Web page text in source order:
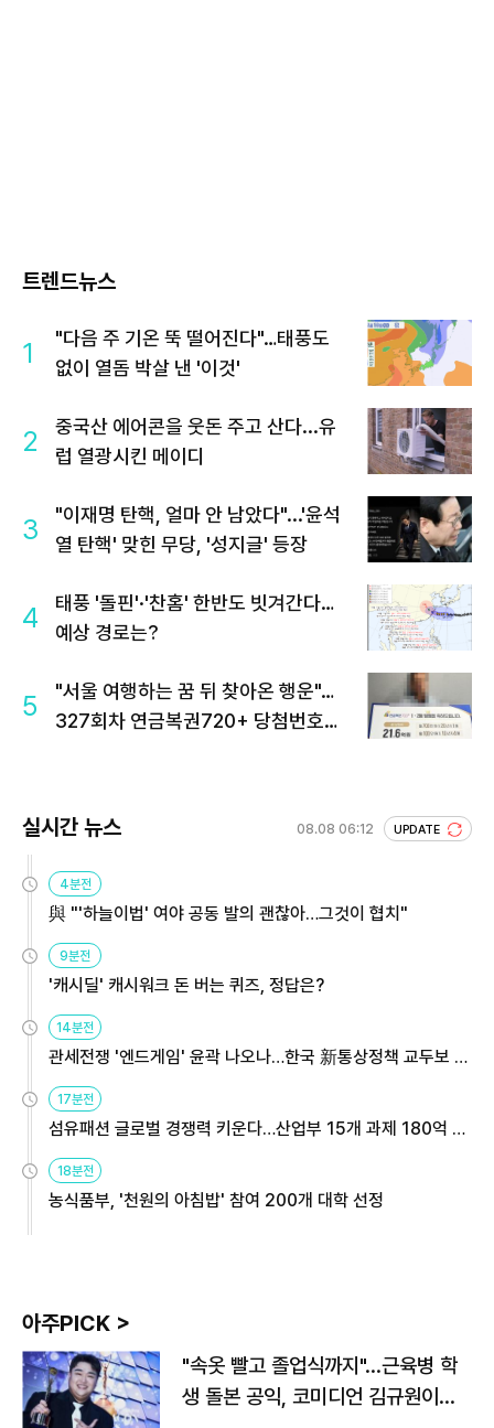
트렌드뉴스
1
"다음 주 기온 뚝 떨어진다"…태풍도
없이 열돔 박살 낸 '이것'
2
중국산 에어콘을 웃돈 주고 산다...유
럽 열광시킨 메이디
3
"이재명 탄핵, 얼마 안 남았다"...'윤석
열 탄핵' 맞힌 무당, '성지글' 등장
4
태풍 '돌핀'·'찬홈' 한반도 빗겨간다…
예상 경로는?
5
"서울 여행하는 꿈 뒤 찾아온 행운"…
327회차 연금복권720+ 당첨번호조
실시간 뉴스 08.08 06:12 UPDATE
4분전
與 "'하늘이법' 여야 공동 발의 괜찮아…그것이 협치"
9분전
'캐시딜' 캐시워크 돈 버는 퀴즈, 정답은?
14분전
관세전쟁 '엔드게임' 윤곽 나오나…한국 新통상정책 교두보 활
용해야
17분전
섬유패션 글로벌 경쟁력 키운다…산업부 15개 과제 180억 지
원
18분전
농식품부, '천원의 아침밥' 참여 200개 대학 선정
아주PICK >
"속옷 빨고 졸업식까지"…근육병 학
생 돌본 공익, 코미디언 김규원이었